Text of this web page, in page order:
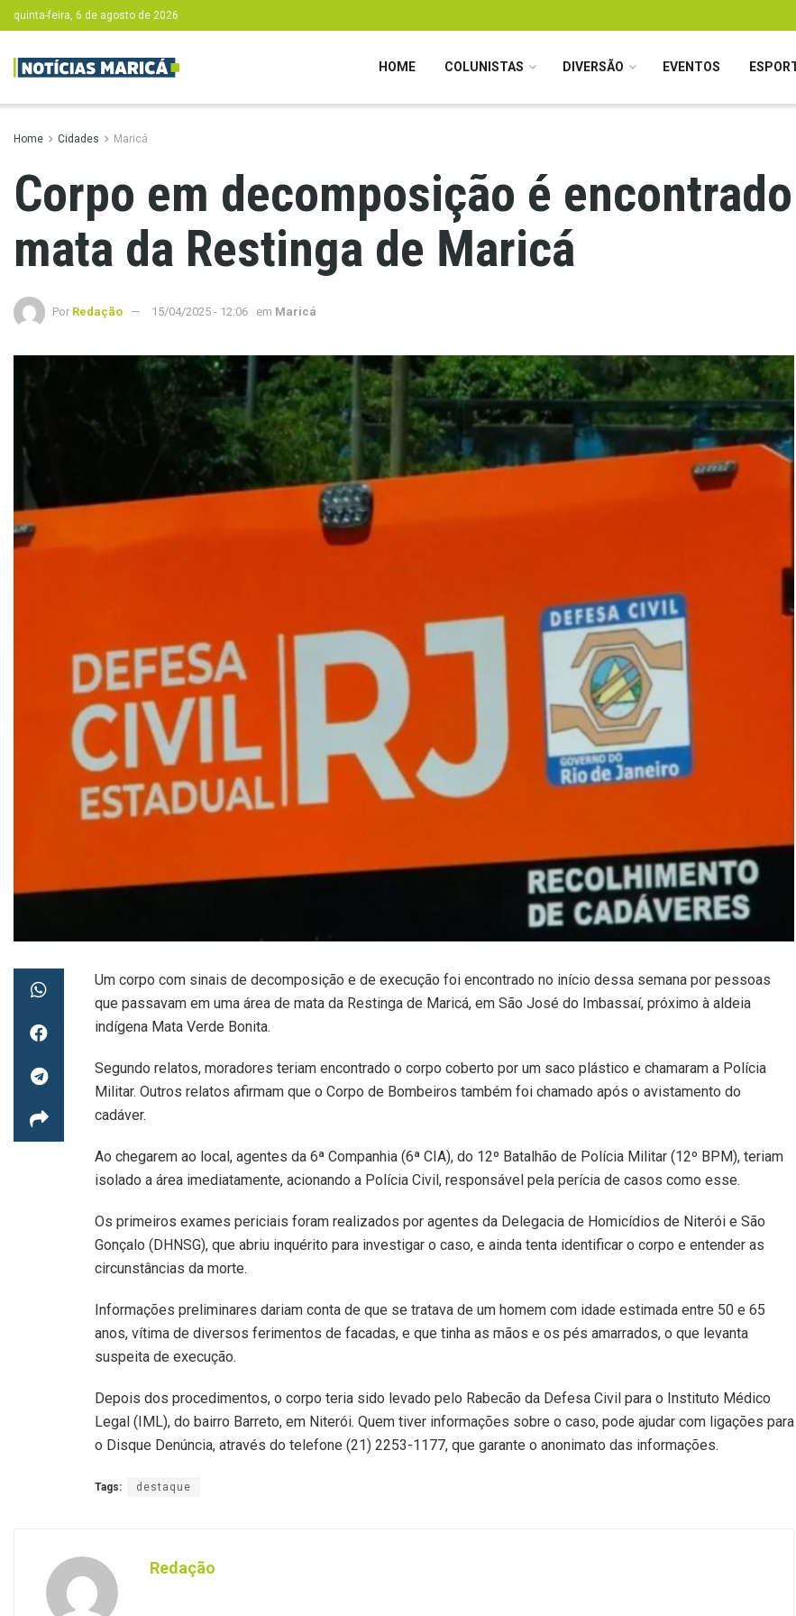
quinta-feira, 6 de agosto de 2026
HOME COLUNISTAS DIVERSÃO EVENTOS
Home Cidades Maricá
Corpo em decomposição é
mata da Restinga de Maricá
Por Redação 15/04/2025 - 12:06 em Maricá
Um corpo com sinais de decomposição e de execução foi encontrado no início dessa semana por pessoas
que passavam em uma área de mata da Restinga de Maricá, em São José do Imbassaí, próximo à aldeia
indígena Mata Verde Bonita.
Segundo relatos, moradores teriam encontrado o corpo coberto por um saco plástico e chamaram a Polícia
Militar. Outros relatos afirmam que o Corpo de Bombeiros também foi chamado após o avistamento do
cadáver.
Ao chegarem ao local, agentes da 6ª Companhia (6ª CIA), do 12º Batalhão de Polícia Militar (12º BPM), teriam
isolado a área imediatamente, acionando a Polícia Civil, responsável pela perícia de casos como esse.
Os primeiros exames periciais foram realizados por agentes da Delegacia de Homicídios de Niterói e São
Gonçalo (DHNSG), que abriu inquérito para investigar o caso, e ainda tenta identificar o corpo e entender as
circunstâncias da morte.
Informações preliminares dariam conta de que se tratava de um homem com idade estimada entre 50 e 65
anos, vítima de diversos ferimentos de facadas, e que tinha as mãos e os pés amarrados, o que levanta
suspeita de execução.
Depois dos procedimentos, o corpo teria sido levado pelo Rabecão da Defesa Civil para o Instituto Médico
Legal (IML), do bairro Barreto, em Niterói. Quem tiver informações sobre o caso, pode ajudar com ligações para
o Disque Denúncia, através do telefone (21) 2253-1177, que garante o anonimato das informações.
Tags: destaque
Redação